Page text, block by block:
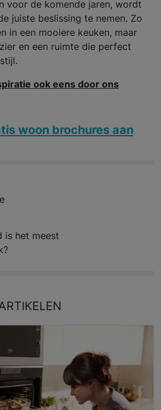
voor de komende jaren, wordt
juiste beslissing te nemen. Zo
in een mooiere keuken, maar
en een ruimte die perfect
ook eens door ons
woon brochures aan
is het meest